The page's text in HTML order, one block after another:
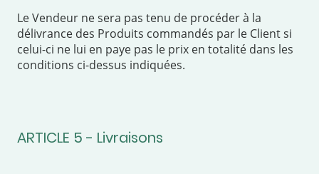
Le Vendeur ne sera pas tenu de procéder à la
délivrance des Produits commandés par le Client si
celui-ci ne lui en paye pas le prix en totalité dans les
conditions ci-dessus indiquées.
ARTICLE 5 - Livraisons